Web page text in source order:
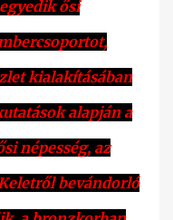
ősi
kialakításában
alapján a
népesség, az
bevándorló